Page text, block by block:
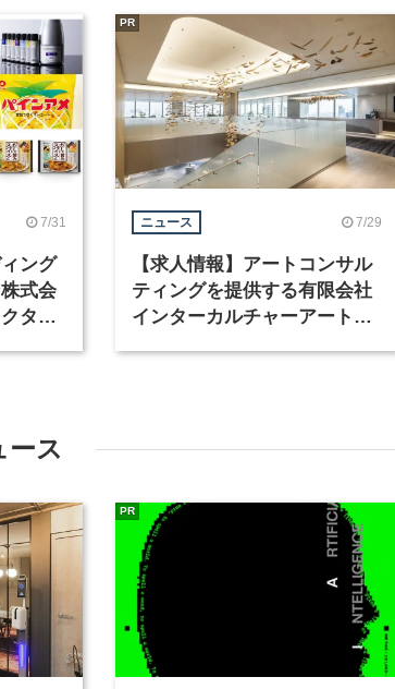
7/31
ング
式会
ター
ニュース 7/29
【求人情報】アートコンサル
ティングを提供する有限会社
インターカルチャーアート
PR
ース
PR